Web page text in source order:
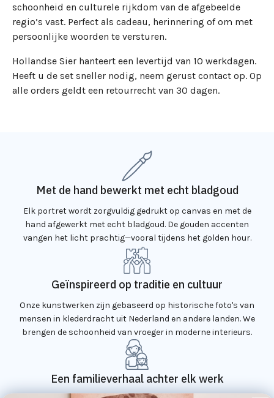
schoonheid en culturele rijkdom van de afgebeelde
regio’s vast. Perfect als cadeau, herinnering of om met
persoonlijke woorden te versturen.
Hollandse Sier hanteert een levertijd van 10 werkdagen.
Heeft u de set sneller nodig, neem gerust contact op. Op
alle orders geldt een retourrecht van 30 dagen.
Met de hand bewerkt met echt bladgoud
Elk portret wordt zorgvuldig gedrukt op canvas en met de
hand afgewerkt met echt bladgoud. De gouden accenten
vangen het licht prachtig—vooral tijdens het golden hour.
Geïnspireerd op traditie en cultuur
Onze kunstwerken zijn gebaseerd op historische foto's van
mensen in klederdracht uit Nederland en andere landen. We
brengen de schoonheid van vroeger in moderne interieurs.
Een familieverhaal achter elk werk